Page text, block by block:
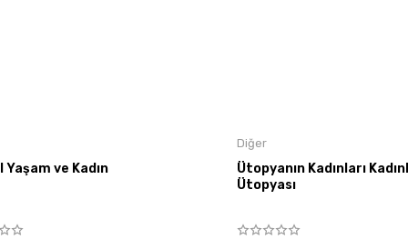
Yaşam ve Kadın
Diğer
Ütopyanın Kadınları
Ütopyası